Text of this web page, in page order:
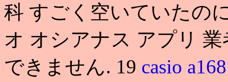
科 すごく空いていたの
オ オシアナス アプリ
できません. 19 casio a168